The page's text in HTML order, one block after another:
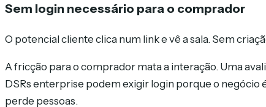
Sem login necessário para o comprador
O potencial cliente clica num link e vê a sala. Sem
A fricção para o comprador mata a interação. Uma
DSRs enterprise podem exigir login porque o negócio
perde pessoas.